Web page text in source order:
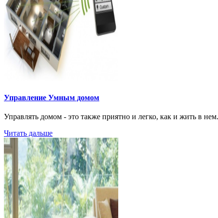
Управление Умным домом
Управлять домом - это также приятно и легко, как и жить в нем.
Читать дальше